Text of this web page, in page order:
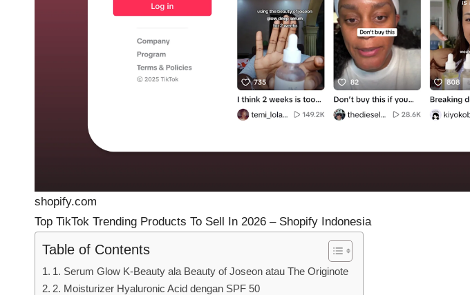
shopify.com
Top TikTok Trending Products To Sell In 2026 – Shopify Indonesia
Table of Contents
1. Serum Glow K-Beauty ala Beauty of Joseon atau The Originote
2. Moisturizer Hyaluronic Acid dengan SPF 50